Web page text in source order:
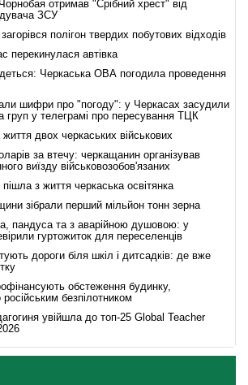
отримав "Срібний хрест" від
ЗСУ
полігон твердих побутових відходів
перекинулася автівка
Черкаська ОВА погодила проведення
шифри про "погоду": у Черкасах засудили
груп у телеграмі про пересування ТЦК
двох черкаських військових
за втечу: черкащанин організував
виїзду військовозобов'язаних
з життя черкаська освітянка
зібрали перший мільйон тонн зерна
пандуса та з аварійною душовою: у
гуртожиток для переселенців
дороги біля шкіл і дитсадків: де вже
обстеження будинку,
безпілотником
увійшла до топ-25 Global Teacher